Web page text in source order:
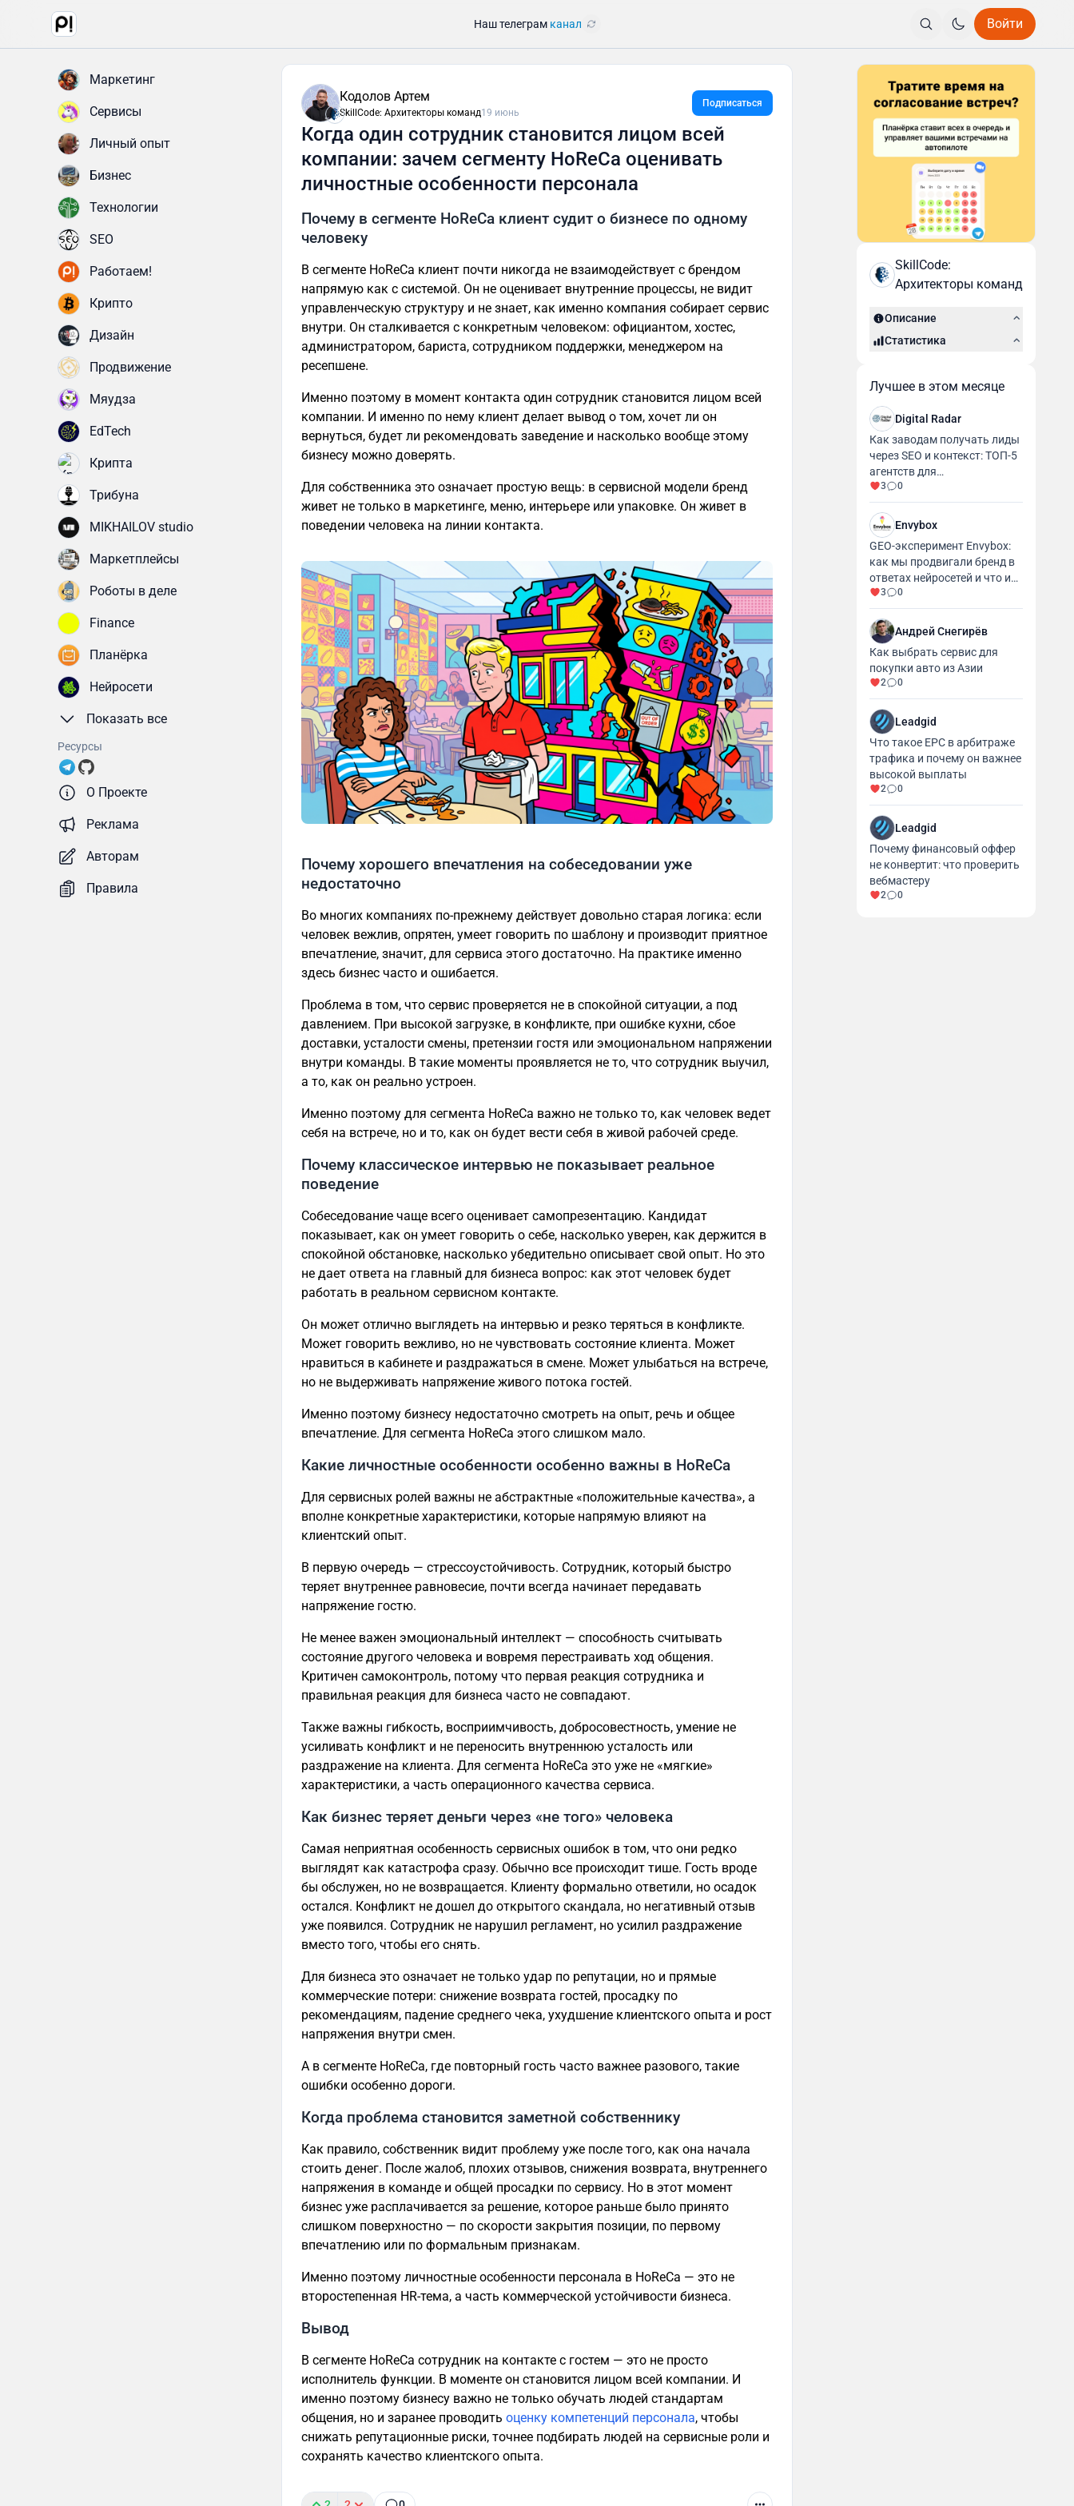
Наш телеграм канал Войти
Маркетинг
Сервисы
Личный опыт
Бизнес
Технологии
SEO
Работаем!
Крипто
Дизайн
Продвижение
Мяудза
EdTech
Крипта
Трибуна
MIKHAILOV studio
Маркетплейсы
Роботы в деле
Finance
Планёрка
Нейросети
Показать все
Ресурсы
О Проекте
Реклама
Авторам
Правила
Кодолов Артем
SkillCode: Архитекторы команд19 июнь
Подписаться
Когда один сотрудник становится лицом всей
компании: зачем сегменту HoReCa оценивать
личностные особенности персонала
Почему в сегменте HoReCa клиент судит о бизнесе по одному
человеку
В сегменте HoReCa клиент почти никогда не взаимодействует с брендом
напрямую как с системой. Он не оценивает внутренние процессы, не видит
управленческую структуру и не знает, как именно компания собирает сервис
внутри. Он сталкивается с конкретным человеком: официантом, хостес,
администратором, бариста, сотрудником поддержки, менеджером на
ресепшене.
Именно поэтому в момент контакта один сотрудник становится лицом всей
компании. И именно по нему клиент делает вывод о том, хочет ли он
вернуться, будет ли рекомендовать заведение и насколько вообще этому
бизнесу можно доверять.
Для собственника это означает простую вещь: в сервисной модели бренд
живет не только в маркетинге, меню, интерьере или упаковке. Он живет в
поведении человека на линии контакта.
Почему хорошего впечатления на собеседовании уже
недостаточно
Во многих компаниях по-прежнему действует довольно старая логика: если
человек вежлив, опрятен, умеет говорить по шаблону и производит приятное
впечатление, значит, для сервиса этого достаточно. На практике именно
здесь бизнес часто и ошибается.
Проблема в том, что сервис проверяется не в спокойной ситуации, а под
давлением. При высокой загрузке, в конфликте, при ошибке кухни, сбое
доставки, усталости смены, претензии гостя или эмоциональном напряжении
внутри команды. В такие моменты проявляется не то, что сотрудник выучил,
а то, как он реально устроен.
Именно поэтому для сегмента HoReCa важно не только то, как человек ведет
себя на встрече, но и то, как он будет вести себя в живой рабочей среде.
Почему классическое интервью не показывает реальное
поведение
Собеседование чаще всего оценивает самопрезентацию. Кандидат
показывает, как он умеет говорить о себе, насколько уверен, как держится в
спокойной обстановке, насколько убедительно описывает свой опыт. Но это
не дает ответа на главный для бизнеса вопрос: как этот человек будет
работать в реальном сервисном контакте.
Он может отлично выглядеть на интервью и резко теряться в конфликте.
Может говорить вежливо, но не чувствовать состояние клиента. Может
нравиться в кабинете и раздражаться в смене. Может улыбаться на встрече,
но не выдерживать напряжение живого потока гостей.
Именно поэтому бизнесу недостаточно смотреть на опыт, речь и общее
впечатление. Для сегмента HoReCa этого слишком мало.
Какие личностные особенности особенно важны в HoReCa
Для сервисных ролей важны не абстрактные «положительные качества», а
вполне конкретные характеристики, которые напрямую влияют на
клиентский опыт.
В первую очередь — стрессоустойчивость. Сотрудник, который быстро
теряет внутреннее равновесие, почти всегда начинает передавать
напряжение гостю.
Не менее важен эмоциональный интеллект — способность считывать
состояние другого человека и вовремя перестраивать ход общения.
Критичен самоконтроль, потому что первая реакция сотрудника и
правильная реакция для бизнеса часто не совпадают.
Также важны гибкость, восприимчивость, добросовестность, умение не
усиливать конфликт и не переносить внутреннюю усталость или
раздражение на клиента. Для сегмента HoReCa это уже не «мягкие»
характеристики, а часть операционного качества сервиса.
Как бизнес теряет деньги через «не того» человека
Самая неприятная особенность сервисных ошибок в том, что они редко
выглядят как катастрофа сразу. Обычно все происходит тише. Гость вроде
бы обслужен, но не возвращается. Клиенту формально ответили, но осадок
остался. Конфликт не дошел до открытого скандала, но негативный отзыв
уже появился. Сотрудник не нарушил регламент, но усилил раздражение
вместо того, чтобы его снять.
Для бизнеса это означает не только удар по репутации, но и прямые
коммерческие потери: снижение возврата гостей, просадку по
рекомендациям, падение среднего чека, ухудшение клиентского опыта и рост
напряжения внутри смен.
А в сегменте HoReCa, где повторный гость часто важнее разового, такие
ошибки особенно дороги.
Когда проблема становится заметной собственнику
Как правило, собственник видит проблему уже после того, как она начала
стоить денег. После жалоб, плохих отзывов, снижения возврата, внутреннего
напряжения в команде и общей просадки по сервису. Но в этот момент
бизнес уже расплачивается за решение, которое раньше было принято
слишком поверхностно — по скорости закрытия позиции, по первому
впечатлению или по формальным признакам.
Именно поэтому личностные особенности персонала в HoReCa — это не
второстепенная HR-тема, а часть коммерческой устойчивости бизнеса.
Вывод
В сегменте HoReCa сотрудник на контакте с гостем — это не просто
исполнитель функции. В моменте он становится лицом всей компании. И
именно поэтому бизнесу важно не только обучать людей стандартам
общения, но и заранее проводить оценку компетенций персонала, чтобы
снижать репутационные риски, точнее подбирать людей на сервисные роли и
сохранять качество клиентского опыта.
SkillCode:
Архитекторы команд
Описание
Статистика
Лучшее в этом месяце
Digital Radar
Как заводам получать лиды
через SEO и контекст: ТОП-5
агентств для
промышленности и
производства
3 0
Envybox
GEO-эксперимент Envybox:
как мы продвигали бренд в
ответах нейросетей и что из
этого вышло
3 0
Андрей Снегирёв
Как выбрать сервис для
покупки авто из Азии
2 0
Leadgid
Что такое EPC в арбитраже
трафика и почему он важнее
высокой выплаты
2 0
Leadgid
Почему финансовый оффер
не конвертит: что проверить
вебмастеру
2 0